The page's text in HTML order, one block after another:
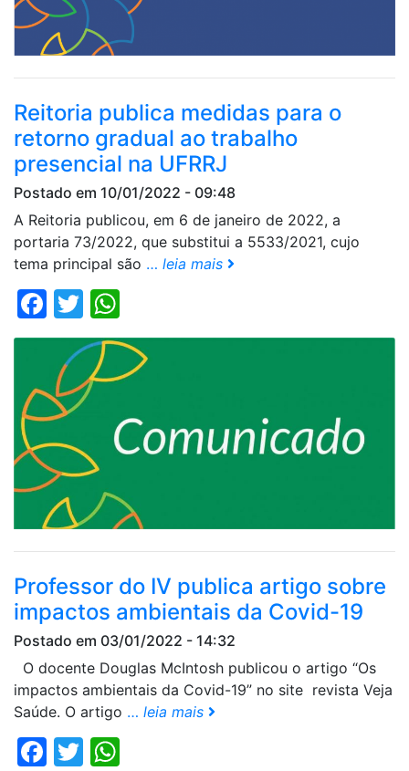
Reitoria publica medidas para o
retorno gradual ao trabalho
presencial na UFRRJ
Postado em 10/01/2022 - 09:48
A Reitoria publicou, em 6 de janeiro de 2022, a
portaria 73/2022, que substitui a 5533/2021, cujo
tema principal são … leia mais
Facebook
Twitter
Professor do IV publica artigo sobre
impactos ambientais da Covid-19
Postado em 03/01/2022 - 14:32
O docente Douglas McIntosh publicou o artigo “Os
impactos ambientais da Covid-19” no site revista Veja
Saúde. O artigo … leia mais
Facebook
Twitter